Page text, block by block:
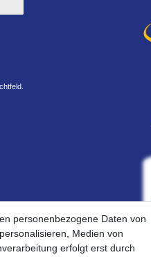
personenbezogene Daten von
Medien von
erfolgt erst durch